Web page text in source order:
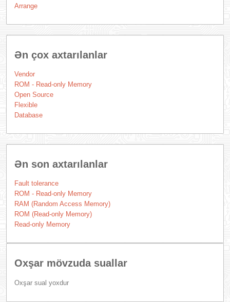
Arrange
Ən çox axtarılanlar
Vendor
ROM - Read-only Memory
Open Source
Flexible
Database
Ən son axtarılanlar
Fault tolerance
ROM - Read-only Memory
RAM (Random Access Memory)
ROM (Read-only Memory)
Read-only Memory
Oxşar mövzuda suallar
Oxşar sual yoxdur